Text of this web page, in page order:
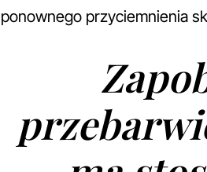
ponownego przyciemnienia